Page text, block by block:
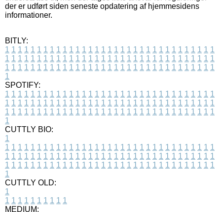
der er udført siden seneste opdatering af hjemmesidens
informationer.
BITLY:
1 1 1 1 1 1 1 1 1 1 1 1 1 1 1 1 1 1 1 1 1 1 1 1 1 1 1 1 1 1 1 1 1
1 1 1 1 1 1 1 1 1 1 1 1 1 1 1 1 1 1 1 1 1 1 1 1 1 1 1 1 1 1 1 1 1
1 1 1 1 1 1 1 1 1 1 1 1 1 1 1 1 1 1 1 1 1 1 1 1 1 1 1 1 1 1 1 1 1
1
SPOTIFY:
1 1 1 1 1 1 1 1 1 1 1 1 1 1 1 1 1 1 1 1 1 1 1 1 1 1 1 1 1 1 1 1 1
1 1 1 1 1 1 1 1 1 1 1 1 1 1 1 1 1 1 1 1 1 1 1 1 1 1 1 1 1 1 1 1 1
1 1 1 1 1 1 1 1 1 1 1 1 1 1 1 1 1 1 1 1 1 1 1 1 1 1 1 1 1 1 1 1 1
1
CUTTLY BIO:
1
1 1 1 1 1 1 1 1 1 1 1 1 1 1 1 1 1 1 1 1 1 1 1 1 1 1 1 1 1 1 1 1 1
1 1 1 1 1 1 1 1 1 1 1 1 1 1 1 1 1 1 1 1 1 1 1 1 1 1 1 1 1 1 1 1 1
1 1 1 1 1 1 1 1 1 1 1 1 1 1 1 1 1 1 1 1 1 1 1 1 1 1 1 1 1 1 1 1 1
1
CUTTLY OLD:
1
1 1 1 1 1 1 1 1 1 1
MEDIUM: